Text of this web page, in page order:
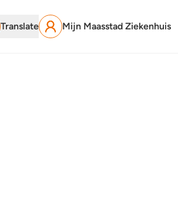
Translate Mijn Maasstad Ziekenhuis